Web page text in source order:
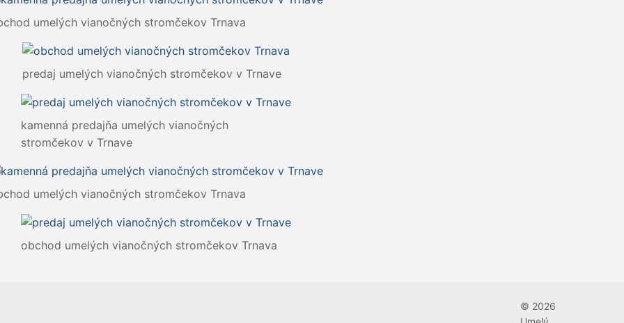
umelých vianočných stromčekov Trnava
predaj umelých vianočných stromčekov v Trnave
kamenná predajňa umelých vianočných
stromčekov v Trnave
umelých vianočných stromčekov Trnava
obchod umelých vianočných stromčekov Trnava
© 2026